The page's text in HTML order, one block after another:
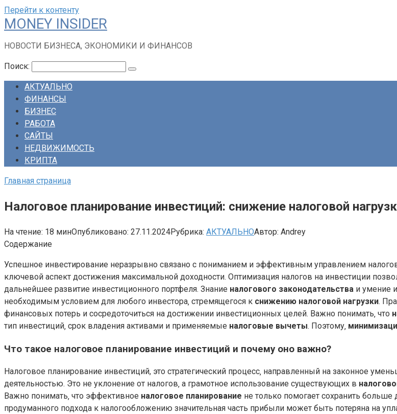
Перейти к контенту
MONEY INSIDER
НОВОСТИ БИЗНЕСА, ЭКОНОМИКИ И ФИНАНСОВ
Поиск:
АКТУАЛЬНО
ФИНАНСЫ
БИЗНЕС
РАБОТА
САЙТЫ
НЕДВИЖИМОСТЬ
КРИПТА
Главная страница
Налоговое планирование инвестиций: снижение налоговой
На чтение: 18 минОпубликовано: 27.11.2024Рубрика: АКТУАЛЬНОАвтор: Andrey
Содержание
Успешное инвестирование неразрывно связано с пониманием и эффективным управлением
ключевой аспект достижения максимальной доходности. Оптимизация налогов на инвестиции
дальнейшее развитие инвестиционного портфеля. Знание налогового законодательства и умение
необходимым условием для любого инвестора‚ стремящегося к снижению налоговой нагрузки.
финансовых потерь и сосредоточиться на достижении инвестиционных целей. Важно понимать‚ что
тип инвестиций‚ срок владения активами и применяемые налоговые вычеты. Поэтому‚
Что такое налоговое планирование инвестиций и почему оно важно?
Налоговое планирование инвестиций, это стратегический процесс‚ направленный на законное
деятельностью. Это не уклонение от налогов‚ а грамотное использование существующих в
Важно понимать‚ что эффективное налоговое планирование не только помогает сохранить
продуманного подхода к налогообложению значительная часть прибыли может быть потеряна на